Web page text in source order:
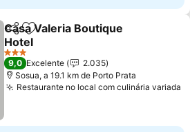
PartilharAdicionar aos favoritos
Casa Valeria Boutique
Hotel
3 Estrelas
9,0 Excelente
2.035
Sosua, a 19.1 km de Porto Prata
Restaurante no local com culinária variada